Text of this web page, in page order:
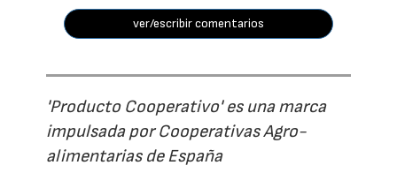
ver/escribir comentarios
'Producto Cooperativo' es una marca
impulsada por Cooperativas Agro-
alimentarias de España